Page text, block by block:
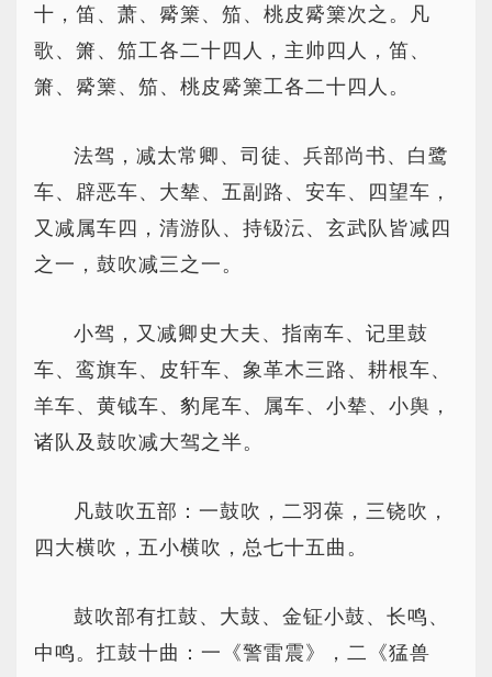
十，笛、萧、觱篥、笳、桃皮觱篥次之。凡
歌、箫、笳工各二十四人，主帅四人，笛、
箫、觱篥、笳、桃皮觱篥工各二十四人。
法驾，减太常卿、司徒、兵部尚书、白鹭
车、辟恶车、大辇、五副路、安车、四望车，
又减属车四，清游队、持钑沄、玄武队皆减四
之一，鼓吹减三之一。
小驾，又减卿史大夫、指南车、记里鼓
车、鸾旗车、皮轩车、象革木三路、耕根车、
羊车、黄钺车、豹尾车、属车、小辇、小舆，
诸队及鼓吹减大驾之半。
凡鼓吹五部：一鼓吹，二羽葆，三铙吹，
四大横吹，五小横吹，总七十五曲。
鼓吹部有扛鼓、大鼓、金钲小鼓、长鸣、
中鸣。扛鼓十曲：一《警雷震》，二《猛兽